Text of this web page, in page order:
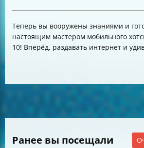
Теперь вы вооружены знаниями и
настоящим мастером мобильного
10! Вперёд, раздавать интернет и
Ранее вы посещали